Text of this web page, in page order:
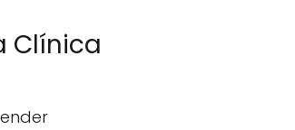
Clínica